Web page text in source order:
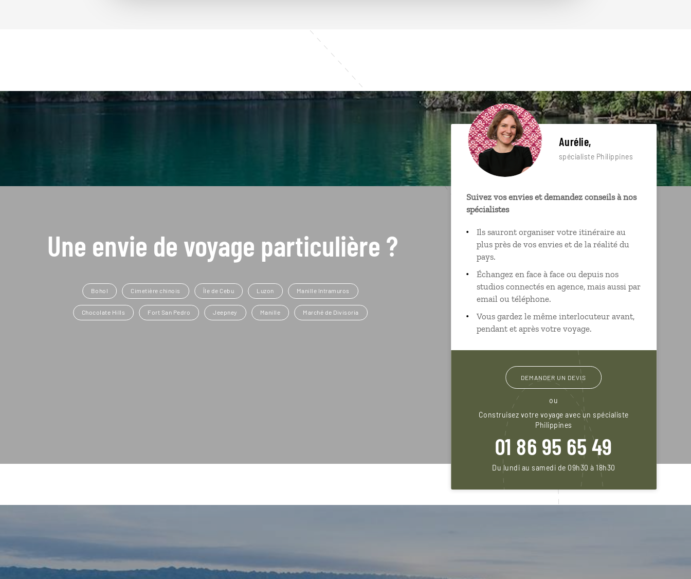
Une envie de voyage particulière ?
Bohol Cimetière chinois Île de Cebu Luzon Manille Intramuros
Chocolate Hills Fort San Pedro Jeepney Manille Marché de Divisoria
Aurélie,
spécialiste Philippines
Suivez vos envies et demandez conseils à nos
spécialistes
Ils sauront organiser votre itinéraire au
plus près de vos envies et de la réalité du
pays.
Échangez en face à face ou depuis nos
studios connectés en agence, mais aussi par
email ou téléphone.
Vous gardez le même interlocuteur avant,
pendant et après votre voyage.
DEMANDER UN DEVIS
ou
Construisez votre voyage avec un spécialiste
Philippines
01 86 95 65 49
Du lundi au samedi de 09h30 à 18h30